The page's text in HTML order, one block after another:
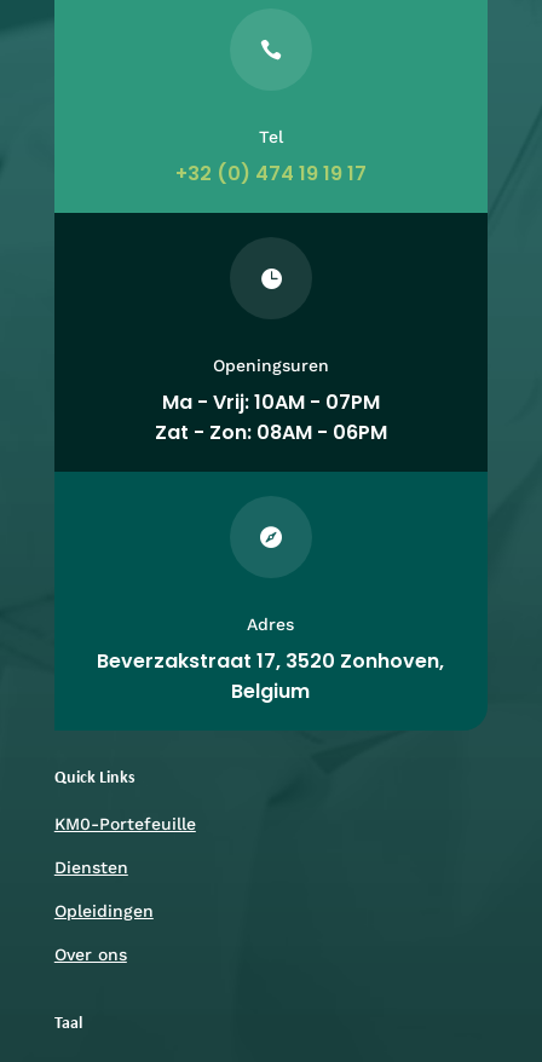

Tel
+32 (0) 474 19 19 17

Openingsuren
Ma - Vrij: 10AM - 07PM
Zat - Zon: 08AM - 06PM

Adres
Beverzakstraat 17, 3520 Zonhoven,
Belgium
Quick Links
KM0-Portefeuille
Diensten
Opleidingen
Over ons
Taal